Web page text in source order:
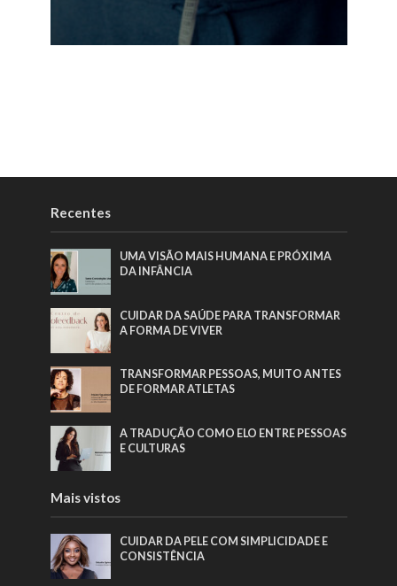
Recentes
UMA VISÃO MAIS HUMANA E PRÓXIMA
DA INFÂNCIA
CUIDAR DA SAÚDE PARA TRANSFORMAR
A FORMA DE VIVER
TRANSFORMAR PESSOAS, MUITO ANTES
DE FORMAR ATLETAS
A TRADUÇÃO COMO ELO ENTRE PESSOAS
E CULTURAS
Mais vistos
CUIDAR DA PELE COM SIMPLICIDADE E
CONSISTÊNCIA